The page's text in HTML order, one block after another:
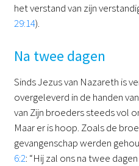
het verstand van zijn
29:14).
Na twee dagen
Sinds Jezus van Nazareth is
overgeleverd in de handen
van Zijn broeders steeds vol
Maar er is hoop. Zoals de
gevangenschap werden
6:2: “Hij zal ons na twee